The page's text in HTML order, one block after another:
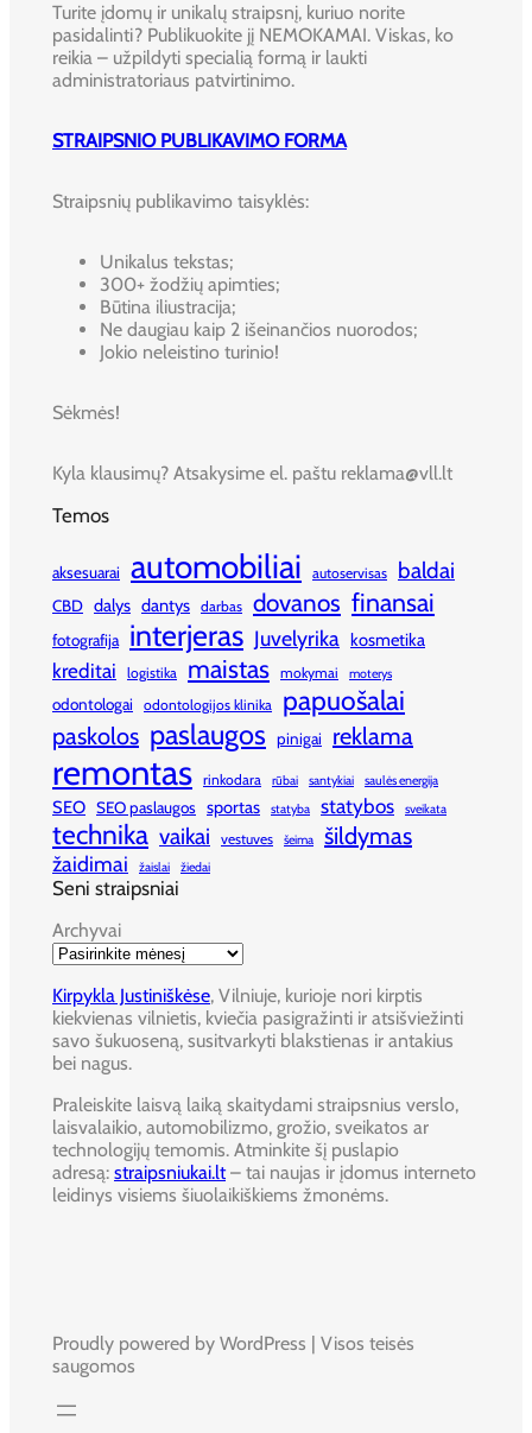
Turite įdomų ir unikalų straipsnį, kuriuo norite
pasidalinti? Publikuokite jį NEMOKAMAI. Viskas, ko
reikia – užpildyti specialią formą ir laukti
administratoriaus patvirtinimo.
STRAIPSNIO PUBLIKAVIMO FORMA
Straipsnių publikavimo taisyklės:
Unikalus tekstas;
300+ žodžių apimties;
Būtina iliustracija;
Ne daugiau kaip 2 išeinančios nuorodos;
Jokio neleistino turinio!
Sėkmės!
Kyla klausimų? Atsakysime el. paštu reklama@vll.lt
Temos
aksesuarai automobiliai autoservisas baldai
CBD dalys dantys darbas dovanos finansai
fotografija interjeras Juvelyrika kosmetika
kreditai logistika maistas mokymai moterys
odontologai odontologijos klinika papuošalai
paskolos paslaugos pinigai reklama
remontas rinkodara rūbai santykiai saulės energija
SEO SEO paslaugos sportas statyba statybos sveikata
technika vaikai vestuves šeima šildymas
žaidimai žaislai žiedai
Seni straipsniai
Archyvai
Kirpykla Justiniškėse, Vilniuje, kurioje nori kirptis
kiekvienas vilnietis, kviečia pasigražinti ir atsišviežinti
savo šukuoseną, susitvarkyti blakstienas ir antakius
bei nagus.
Praleiskite laisvą laiką skaitydami straipsnius verslo,
laisvalaikio, automobilizmo, grožio, sveikatos ar
technologijų temomis. Atminkite šį puslapio
adresą: straipsniukai.lt– tai naujas ir įdomus interneto
leidinys visiems šiuolaikiškiems žmonėms.
Proudly powered by WordPress | Visos teisės
saugomos